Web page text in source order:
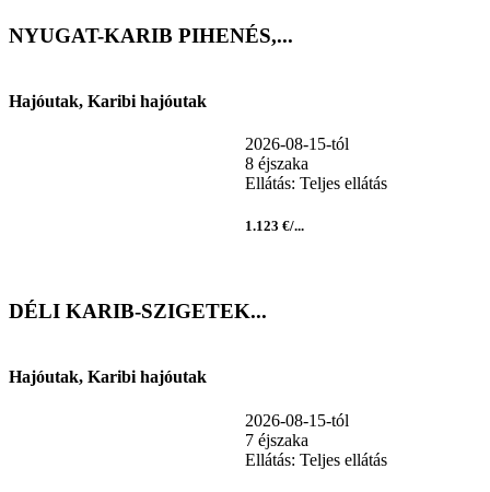
NYUGAT-KARIB PIHENÉS,...
Hajóutak, Karibi hajóutak
2026-08-15-tól
8 éjszaka
Ellátás: Teljes ellátás
1.123 €/...
DÉLI KARIB-SZIGETEK...
Hajóutak, Karibi hajóutak
2026-08-15-tól
7 éjszaka
Ellátás: Teljes ellátás